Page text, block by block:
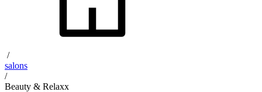
/
salons
/
Beauty & Relaxx